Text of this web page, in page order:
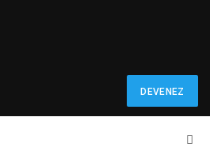
DEVENEZ